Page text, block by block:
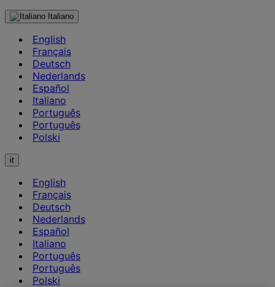
Italiano
English
Français
Deutsch
Nederlands
Español
Italiano
Português
Português
Polski
it
English
Français
Deutsch
Nederlands
Español
Italiano
Português
Português
Polski